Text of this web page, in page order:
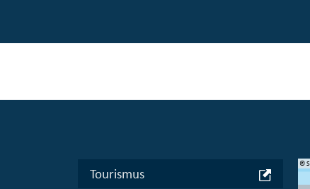
Tourismus
©